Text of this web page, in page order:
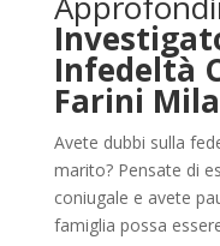
Infedeltà
Farini
Avete dubbi sulla
marito? Pensate di
coniugale e avete
famiglia possa